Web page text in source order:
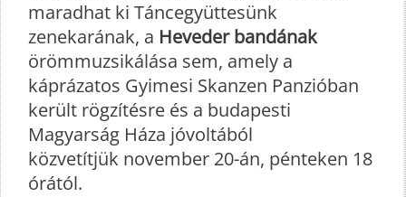
maradhat ki Táncegyüttesünk
zenekarának, a Heveder bandának
örömmuzsikálása sem, amely a
káprázatos Gyimesi Skanzen Panzióban
került rögzítésre és a budapesti
Magyarság Háza jóvoltából
közvetítjük november 20-án, pénteken 18
órától.